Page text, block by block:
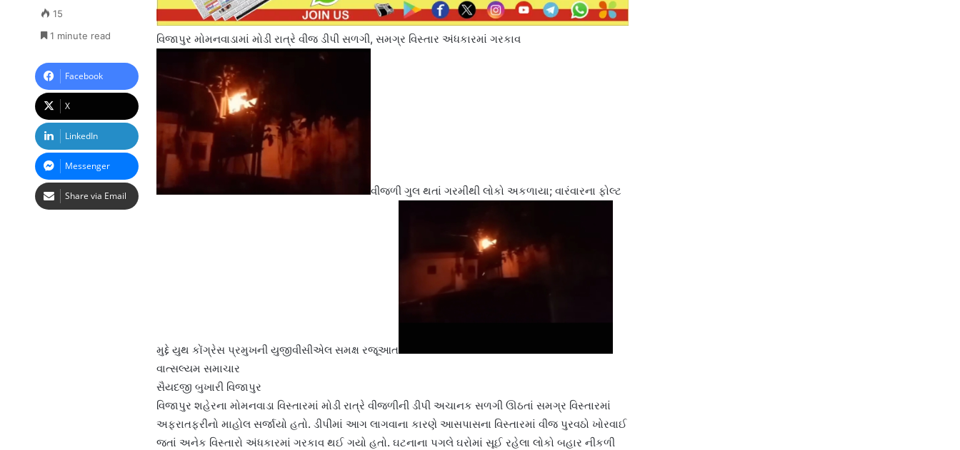
વિજાપુર મોમનવાડામાં મોડી રાત્રે વીજ ડીપી સળગી, સમગ્ર વિસ્તાર અંધકારમાં ગરકાવ
વીજળી ગુલ થતાં ગરમીથી લોકો અકળાયા; વારંવારના ફોલ્ટ
મુદ્દે યુથ કોંગ્રેસ પ્રમુખની યુજીવીસીએલ સમક્ષ રજૂઆત
વાત્સલ્યમ સમાચાર
સૈયદજી બુખારી વિજાપુર
વિજાપુર શહેરના મોમનવાડા વિસ્તારમાં મોડી રાત્રે વીજળીની ડીપી અચાનક સળગી ઊઠતાં સમગ્ર વિસ્તારમાં
અફરાતફરીનો માહોલ સર્જાયો હતો. ડીપીમાં આગ લાગવાના કારણે આસપાસના વિસ્તારમાં વીજ પુરવઠો ખોરવાઈ
જતાં અનેક વિસ્તારો અંધકારમાં ગરકાવ થઈ ગયો હતો. ઘટનાના પગલે ઘરોમાં સૂઈ રહેલા લોકો બહાર નીકળી
15
1 minute read
Facebook
X
LinkedIn
Messenger
Share via Email